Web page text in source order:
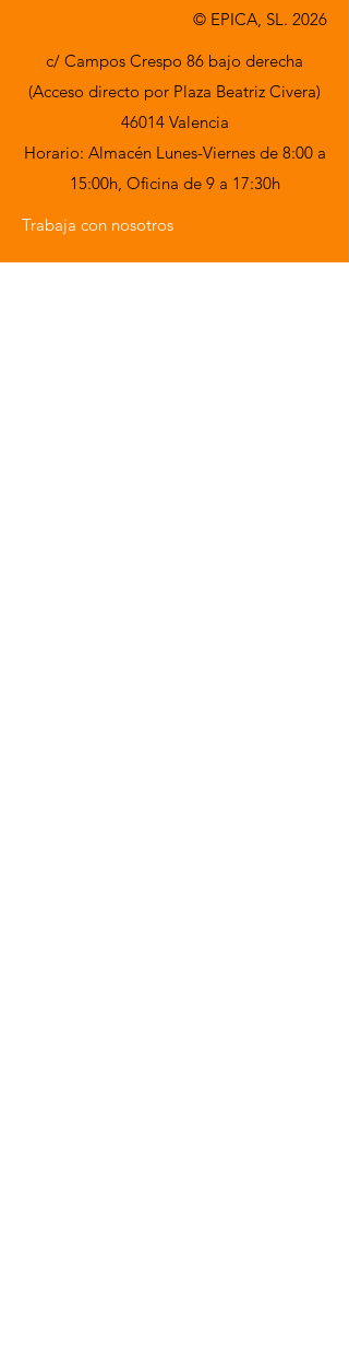
© EPICA, SL. 2026
c/ Campos Crespo 86 bajo derecha
(Acceso directo por Plaza Beatriz Civera)
46014 Valencia
Horario: Almacén Lunes-Viernes de 8:00 a
15:00h, Oficina de 9 a 17:30h
Trabaja con nosotros